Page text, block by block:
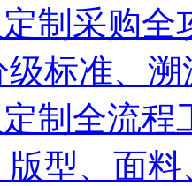
制采购
标准、
制全流
型、面